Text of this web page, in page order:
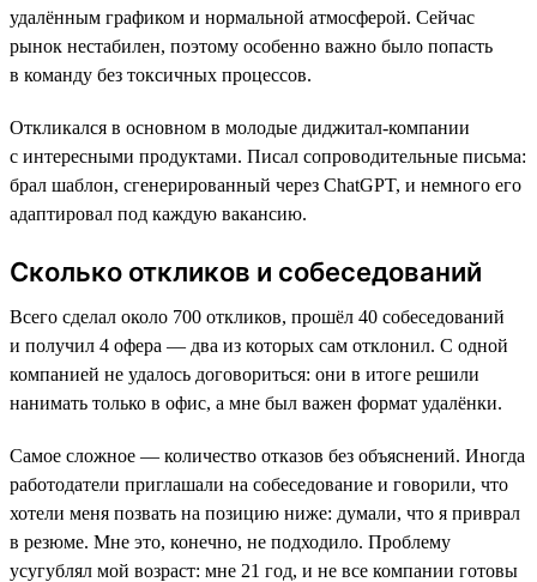
удалённым графиком и нормальной атмосферой. Сейчас
рынок нестабилен, поэтому особенно важно было попасть
в команду без токсичных процессов.
Откликался в основном в молодые диджитал-компании
с интересными продуктами. Писал сопроводительные письма:
брал шаблон, сгенерированный через ChatGPT, и немного его
адаптировал под каждую вакансию.
Сколько откликов и собеседований
Всего сделал около 700 откликов, прошёл 40 собеседований
и получил 4 офера — два из которых сам отклонил. С одной
компанией не удалось договориться: они в итоге решили
нанимать только в офис, а мне был важен формат удалёнки.
Самое сложное — количество отказов без объяснений. Иногда
работодатели приглашали на собеседование и говорили, что
хотели меня позвать на позицию ниже: думали, что я приврал
в резюме. Мне это, конечно, не подходило. Проблему
усугублял мой возраст: мне 21 год, и не все компании готовы